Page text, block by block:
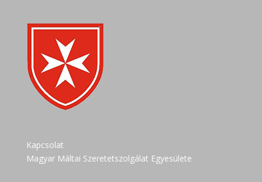
Kapcsolat
Magyar Máltai Szeretetszolgálat Egyesülete